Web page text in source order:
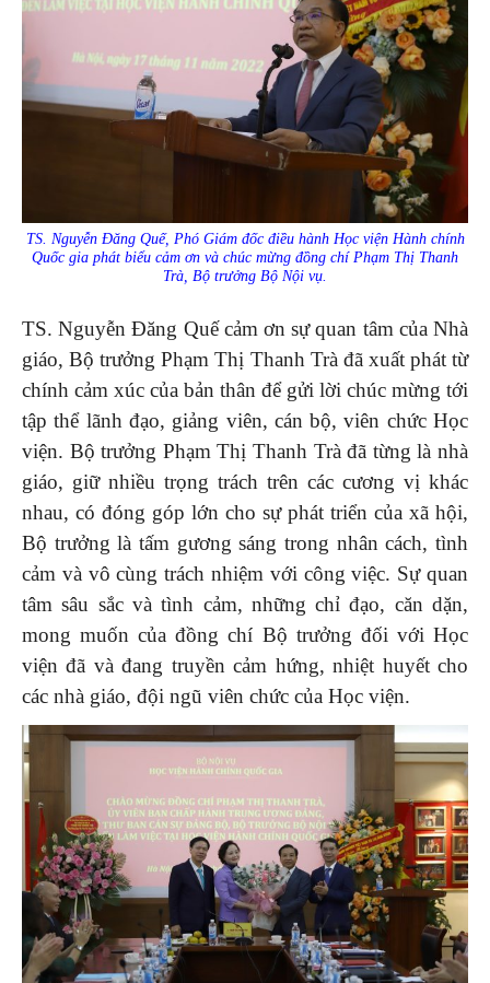
TS. Nguyễn Đăng Quế, Phó Giám đốc điều hành Học viện Hành chính
Quốc gia phát biểu cảm ơn và chúc mừng đồng chí Phạm Thị Thanh
Trà, Bộ trưởng Bộ Nội vụ.
TS. Nguyễn Đăng Quế cảm ơn sự quan tâm của Nhà
giáo, Bộ trưởng Phạm Thị Thanh Trà đã xuất phát từ
chính cảm xúc của bản thân để gửi lời chúc mừng tới
tập thể lãnh đạo, giảng viên, cán bộ, viên chức Học
viện. Bộ trưởng Phạm Thị Thanh Trà đã từng là nhà
giáo, giữ nhiều trọng trách trên các cương vị khác
nhau, có đóng góp lớn cho sự phát triển của xã hội,
Bộ trưởng là tấm gương sáng trong nhân cách, tình
cảm và vô cùng trách nhiệm với công việc. Sự quan
tâm sâu sắc và tình cảm, những chỉ đạo, căn dặn,
mong muốn của đồng chí Bộ trưởng đối với Học
viện đã và đang truyền cảm hứng, nhiệt huyết cho
các nhà giáo, đội ngũ viên chức của Học viện.